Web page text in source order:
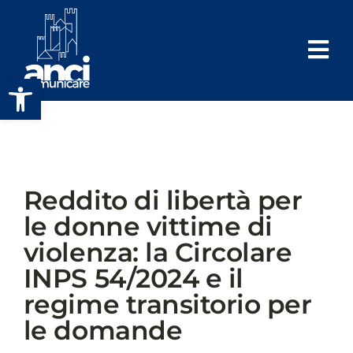
Apri la barra degli strumenti
contenuto
Reddito di libertà per
le donne vittime di
violenza: la Circolare
INPS 54/2024 e il
regime transitorio per
le domande